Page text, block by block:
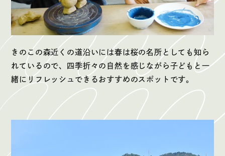
きのこの森近くの道沿いには春は桜の名所としても知ら
れているので、四季折々の自然を感じながら子どもと一
緒にリフレッシュできるおすすめのスポットです。